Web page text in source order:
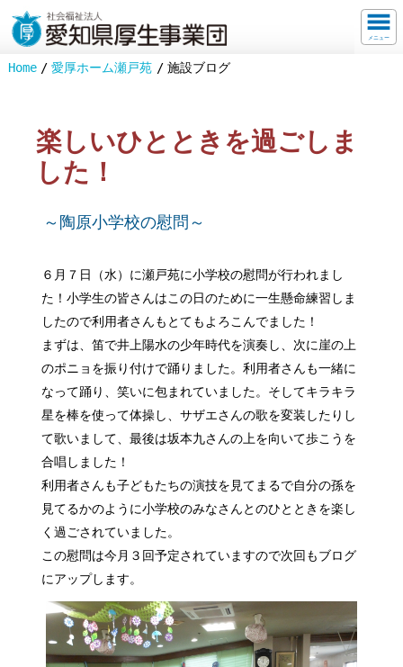
メニュー
Home 愛厚ホーム瀬戸苑 施設ブログ
楽しいひとときを過ごしま
した！
～陶原小学校の慰問～
６月７日（水）に瀬戸苑に小学校の慰問が行われまし
た！小学生の皆さんはこの日のために一生懸命練習しま
したので利用者さんもとてもよろこんでました！
まずは、笛で井上陽水の少年時代を演奏し、次に崖の上
のポニョを振り付けで踊りました。利用者さんも一緒に
なって踊り、笑いに包まれていました。そしてキラキラ
星を棒を使って体操し、サザエさんの歌を変装したりし
て歌いまして、最後は坂本九さんの上を向いて歩こうを
合唱しました！
利用者さんも子どもたちの演技を見てまるで自分の孫を
見てるかのように小学校のみなさんとのひとときを楽し
く過ごされていました。
この慰問は今月３回予定されていますので次回もブログ
にアップします。